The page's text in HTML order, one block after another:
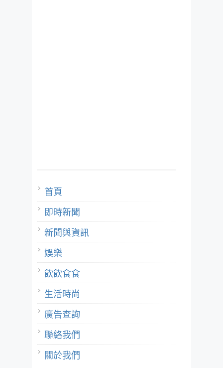
首頁
即時新聞
新聞與資訊
娛樂
飲飲食食
生活時尚
廣告查詢
聯絡我們
關於我們